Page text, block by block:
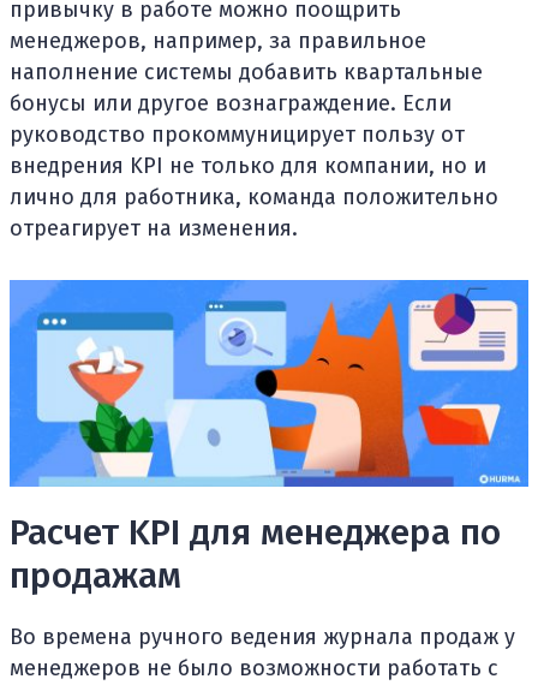
привычку в работе можно поощрить
менеджеров, например, за правильное
наполнение системы добавить квартальные
бонусы или другое вознаграждение. Если
руководство прокоммуницирует пользу от
внедрения KPI не только для компании, но и
лично для работника, команда положительно
отреагирует на изменения.
Расчет KPI для менеджера по
продажам
Во времена ручного ведения журнала продаж у
менеджеров не было возможности работать с